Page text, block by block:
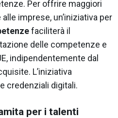
Per offrire maggiori
imprese, un’iniziativa per
faciliterà il
delle competenze e
indipendentemente dal
L’iniziativa
credenziali digitali.
per i talenti